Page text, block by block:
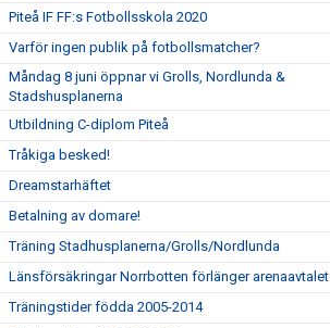
Piteå IF FF:s Fotbollsskola 2020
Varför ingen publik på fotbollsmatcher?
Måndag 8 juni öppnar vi Grolls, Nordlunda &
Stadshusplanerna
Utbildning C-diplom Piteå
Tråkiga besked!
Dreamstarhäftet
Betalning av domare!
Träning Stadhusplanerna/Grolls/Nordlunda
Länsförsäkringar Norrbotten förlänger arenaavtalet
Träningstider födda 2005-2014